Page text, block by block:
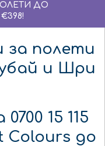
ДО
за полети
и Шри
15 115
Colours до